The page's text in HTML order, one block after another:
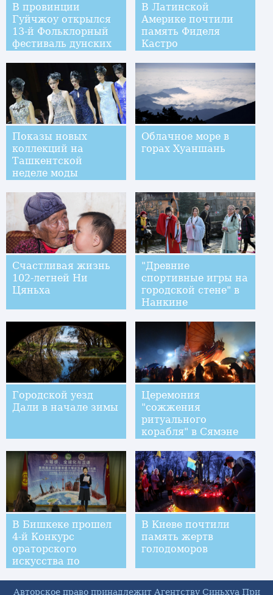
В провинции
Гуйчжоу открылся
13-й Фольклорный
фестиваль дунских
В Латинской
Америке почтили
память Фиделя
Кастро
Показы новых
коллекций на
Ташкентской
неделе моды
Облачное море в
горах Хуаншань
Счастливая жизнь
102-летней Ни
Цяньха
"Древние
спортивные игры на
городской стене" в
Нанкине
Городской уезд
Дали в начале зимы
Церемония
"сожжения
ритуального
корабля" в Сямэне
В Бишкеке прошел
4-й Конкурс
ораторского
искусства по
В Киеве почтили
память жертв
голодоморов
Авторское право принадлежит Агентству Синьхуа При